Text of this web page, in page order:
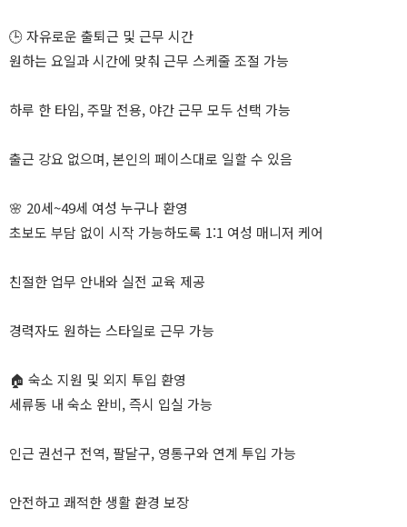
🕒 자유로운 출퇴근 및 근무 시간
원하는 요일과 시간에 맞춰 근무 스케줄 조절 가능
하루 한 타임, 주말 전용, 야간 근무 모두 선택 가능
출근 강요 없으며, 본인의 페이스대로 일할 수 있음
🌸 20세~49세 여성 누구나 환영
초보도 부담 없이 시작 가능하도록 1:1 여성 매니저 케어
친절한 업무 안내와 실전 교육 제공
경력자도 원하는 스타일로 근무 가능
🏠 숙소 지원 및 외지 투입 환영
세류동 내 숙소 완비, 즉시 입실 가능
인근 권선구 전역, 팔달구, 영통구와 연계 투입 가능
안전하고 쾌적한 생활 환경 보장